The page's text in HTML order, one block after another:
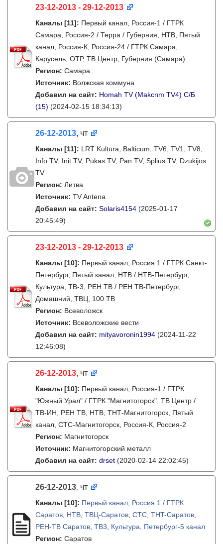
23-12-2013 - 29-12-2013
Каналы [11]: Первый канал, Россия-1 / ГТРК
Самара, Россия-2 / Терра / Губерния, НТВ, Пятый
канал, Россия-К, Россия-24 / ГТРК Самара,
Карусель, ОТР, ТВ Центр, Губерния (Самара)
Регион: Самара
Источник: Волжская коммуна
Добавил на сайт: Homah TV (Makcnm TV4) C/Б
(15) (2024-02-15 18:34:13)
26-12-2013, чт
Каналы [11]: LRT Kultūra, Balticum, TV6, TV1, TV8,
Info TV, Init TV, Pūkas TV, Pan TV, Splius TV, Dzūkijos
TV
Регион: Литва
Источник: TV Antena
Добавил на сайт: Solaris4154 (2025-01-17
20:45:49)
23-12-2013 - 29-12-2013
Каналы [10]: Первый канал, Россия 1 / ГТРК Санкт-
Петербург, Пятый канал, НТВ / НТВ-Петербург,
Культура, ТВ-3, РЕН ТВ / РЕН ТВ-Петербург,
Домашний, ТВЦ, 100 ТВ
Регион: Всеволожск
Источник: Всеволожские вести
Добавил на сайт: mityavoronin1994 (2024-11-22
12:46:08)
26-12-2013, чт
Каналы [10]: Первый канал, Россия-1 / ГТРК
"Южный Урал" / ГТРК "Магнитогорск", ТВ Центр /
ТВ-ИН, РЕН ТВ, НТВ, ТНТ-Магнитогорск, Пятый
канал, СТС-Магнитогорск, Россия-К, Россия-2
Регион: Магнитогорск
Источник: Магнитогорский металл
Добавил на сайт: drset (2020-02-14 22:02:45)
26-12-2013, чт
Каналы [10]: Первый канал Россия 1 / ГТРК
Саратов НТВ ТВЦ-Саратов СТС THT-Саратов
РЕН-ТВ Саратов ТВ3 Культура
Петербург-5 канал
Регион: Саратов